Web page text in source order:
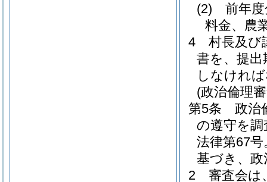
(2)
前年
料金、農
4
村長及び
書を、提
しなけれ
(政治倫理
第5条
政治
の遵守を
法律第67
基づき、
2
審査会は